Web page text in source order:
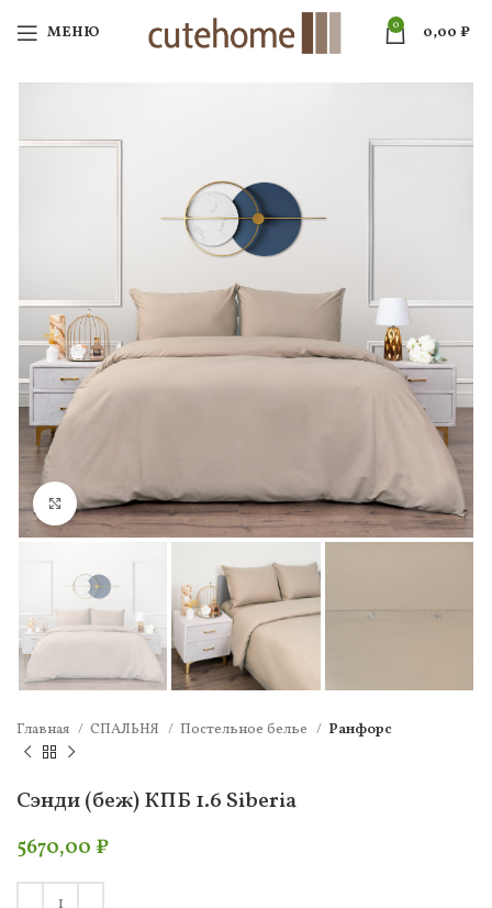
МЕНЮ 0 0,00 ₽
Нажмите, чтобы увеличить
Главная СПАЛЬНЯ Постельное белье Ранфорс
Сэнди (беж) КПБ 1.6 Siberia
5670,00 ₽